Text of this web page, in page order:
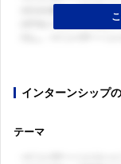
インターンシップ
テーマ